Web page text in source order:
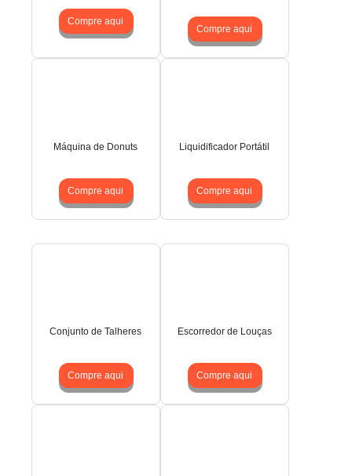
Compre aqui
Compre aqui
Máquina de Donuts
Compre aqui
Liquidificador Portátil
Compre aqui
Conjunto de Talheres
Compre aqui
Escorredor de Louças
Compre aqui